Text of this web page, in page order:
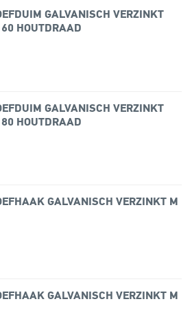
GALVANISCH VERZINKT
HOUTDRAAD
GALVANISCH VERZINKT
HOUTDRAAD
GALVANISCH VERZINKT M
GALVANISCH VERZINKT M